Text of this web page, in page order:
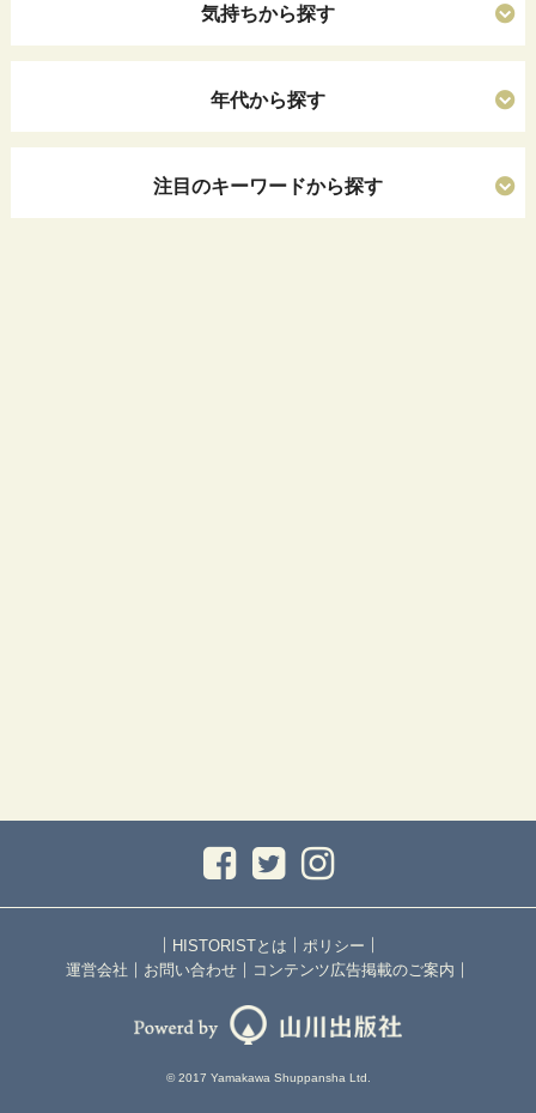
気持ちから探す
年代から探す
注目のキーワードから探す
｜ HISTORISTとは ｜ ポリシー ｜
運営会社 ｜ お問い合わせ ｜ コンテンツ広告掲載のご案内 ｜
© 2017 Yamakawa Shuppansha Ltd.